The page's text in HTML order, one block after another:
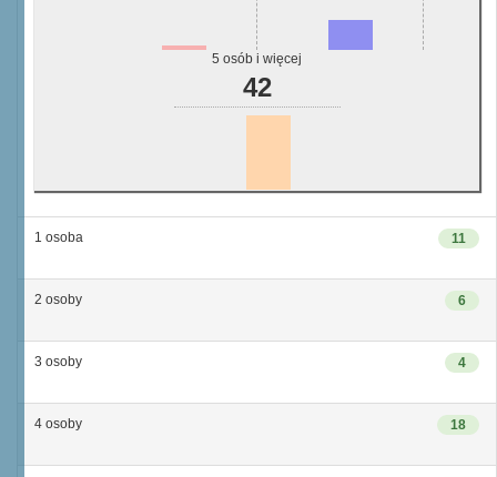
5 osób i więcej
42
11
1 osoba
6
2 osoby
4
3 osoby
18
4 osoby